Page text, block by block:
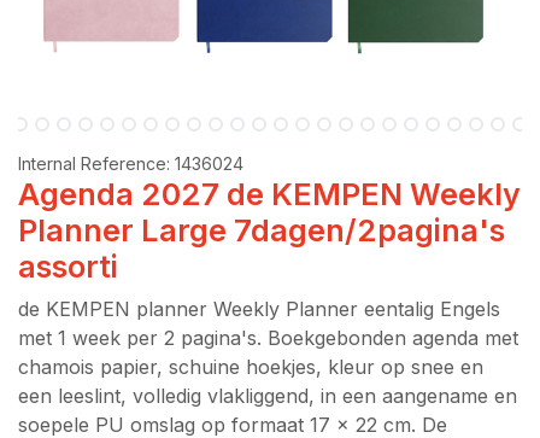
Internal Reference: 1436024
Agenda 2027 de KEMPEN Weekly
Planner Large 7dagen/2pagina's
assorti
de KEMPEN planner Weekly Planner eentalig Engels
met 1 week per 2 pagina's. Boekgebonden agenda met
chamois papier, schuine hoekjes, kleur op snee en
een leeslint, volledig vlakliggend, in een aangename en
soepele PU omslag op formaat 17 x 22 cm. De